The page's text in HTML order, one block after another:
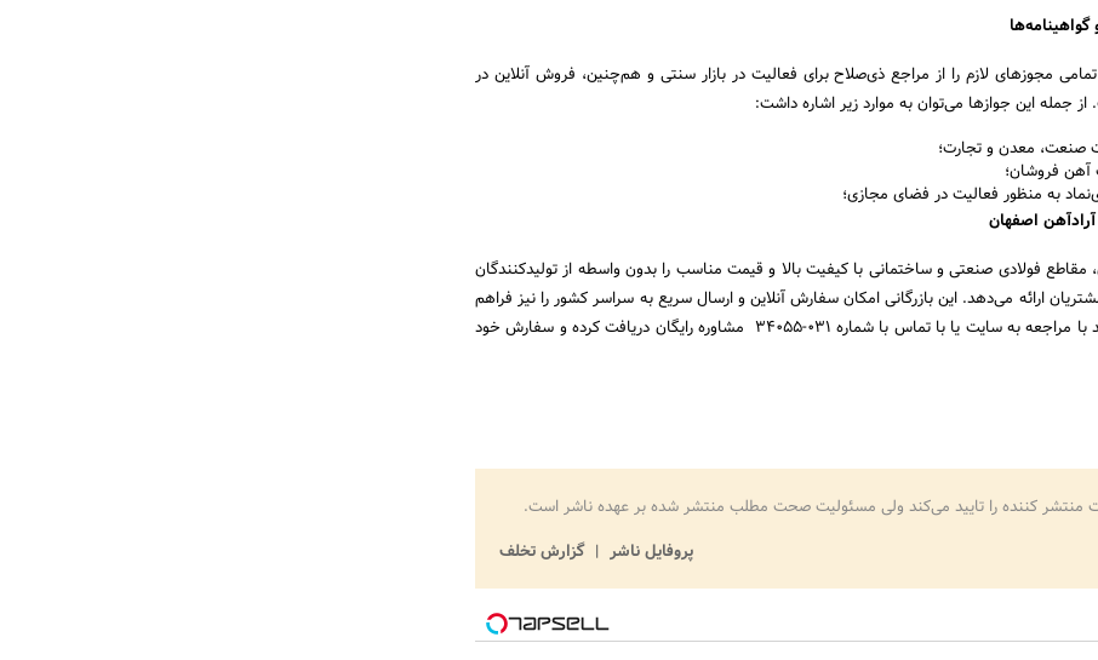
مجوزهای لازم را از مراجع ذی‌صلاح برای فعالیت در بازار سنتی و هم‌چنین، فروش آنلاین در
جمله این جوازها می‌توان به موارد زیر اشاره داشت:
صنعت، معدن و تجارت؛
فروشان؛
به منظور فعالیت در فضای مجازی؛
آرادآهن اصفهان
مقاطع فولادی صنعتی و ساختمانی با کیفیت بالا و قیمت مناسب را بدون واسطه از تولیدکنندگان
ارائه می‌دهد. این بازرگانی امکان سفارش آنلاین و ارسال سریع به سراسر کشور را نیز فراهم
کرده است. شما می‌توانید با مراجعه به سایت یا با تماس با شماره 031-34055 مشاوره رایگان دریافت کرده و سفارش خود
منتشر کننده را تایید می‌کند ولی مسئولیت صحت مطلب منتشر شده بر عهده ناشر است.
پروفایل ناشر
گزارش تخلف